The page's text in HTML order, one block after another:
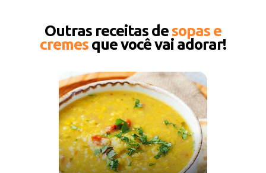
Outras receitas desopas e
cremes que você vai adorar!